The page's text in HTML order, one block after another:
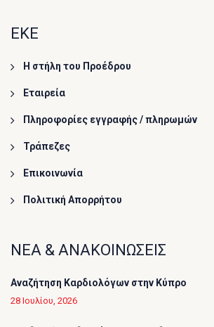
ΕΚΕ
Η στήλη του Προέδρου
Εταιρεία
Πληροφορίες εγγραφής / πληρωμών
Τράπεζες
Επικοινωνία
Πολιτική Απορρήτου
ΝΕΑ & ΑΝΑΚΟΙΝΩΣΕΙΣ
Αναζήτηση Καρδιολόγων στην Κύπρο
28 Ιουλίου, 2026